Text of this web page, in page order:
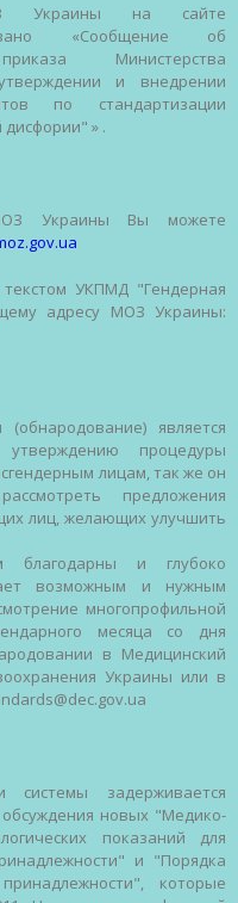
Украины на
сайте
«Сообщение
об
приказа
Министерства
и внедрении
по
стандартизации
дисфории" » .
Украины Вы
можете
текстом УКПМД"Гендерная
адресу МОЗ Украины:
(обнародование) является
утверждению
процедуры
лицам, так же он
рассмотреть
предложения
лиц, желающих улучшить
благодарны и глубоко
возможным и нужным
многопрофильной
месяца со дня
в Медицинский
Украины или в
системы
задерживается
обсуждения новых "Медико-
показаний для
" и "Порядка
принадлежности", которые